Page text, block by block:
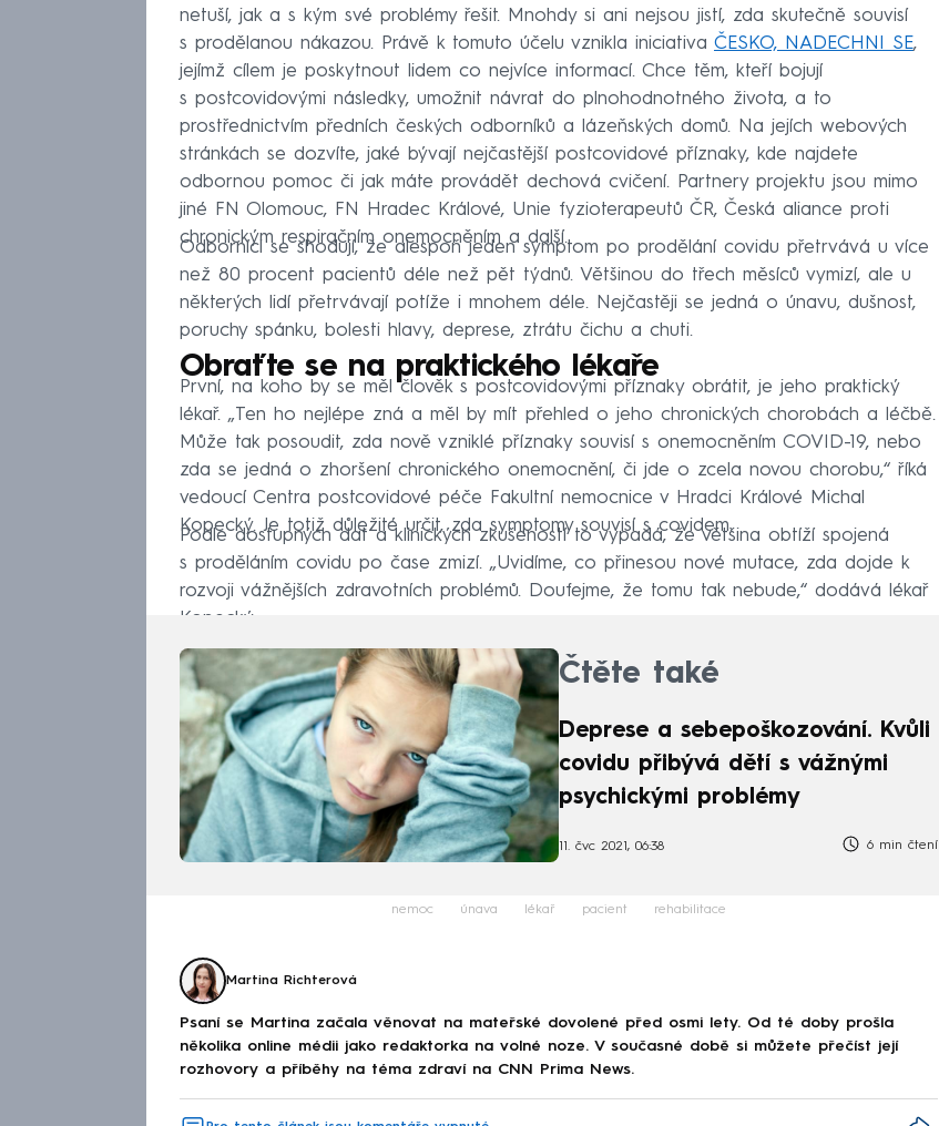
netuší, jak a s kým své problémy řešit. Mnohdy si ani nejsou jistí, zda skutečně souvisí
s prodělanou nákazou. Právě k tomuto účelu vznikla iniciativa ČESKO, NADECHNI SE,
jejímž cílem je poskytnout lidem co nejvíce informací. Chce těm, kteří bojují
s postcovidovými následky, umožnit návrat do plnohodnotného života, a to
prostřednictvím předních českých odborníků a lázeňských domů. Na jejích webových
stránkách se dozvíte, jaké bývají nejčastější postcovidové příznaky, kde najdete
odbornou pomoc či jak máte provádět dechová cvičení. Partnery projektu jsou mimo
jiné FN Olomouc, FN Hradec Králové, Unie fyzioterapeutů ČR, Česká aliance proti
chronickým respiračním onemocněním a další.
Odborníci se shodují, že alespoň jeden symptom po prodělání covidu přetrvává u více
než 80 procent pacientů déle než pět týdnů. Většinou do třech měsíců vymizí, ale u
některých lidí přetrvávají potíže i mnohem déle. Nejčastěji se jedná o únavu, dušnost,
poruchy spánku, bolesti hlavy, deprese, ztrátu čichu a chuti.
Obraťte se na praktického lékaře
První, na koho by se měl člověk s postcovidovými příznaky obrátit, je jeho praktický
lékař. „Ten ho nejlépe zná a měl by mít přehled o jeho chronických chorobách a léčbě.
Může tak posoudit, zda nově vzniklé příznaky souvisí s onemocněním COVID-19, nebo
zda se jedná o zhoršení chronického onemocnění, či jde o zcela novou chorobu,“ říká
vedoucí Centra postcovidové péče Fakultní nemocnice v Hradci Králové Michal
Kopecký. Je totiž důležité určit, zda symptomy souvisí s covidem.
Podle dostupných dat a klinických zkušeností to vypadá, že většina obtíží spojená
s proděláním covidu po čase zmizí. „Uvidíme, co přinesou nové mutace, zda dojde k
rozvoji vážnějších zdravotních problémů. Doufejme, že tomu tak nebude,“ dodává lékař
Kopecký.
Čtěte také
Deprese a sebepoškozování. Kvůli
covidu přibývá dětí s vážnými
psychickými problémy
11. čvc 2021, 06:38 6 min čtení
nemoc únava lékař pacient rehabilitace
Martina Richterová
Psaní se Martina začala věnovat na mateřské dovolené před osmi lety. Od té doby prošla
několika online médii jako redaktorka na volné noze. V současné době si můžete přečíst její
rozhovory a příběhy na téma zdraví na CNN Prima News.